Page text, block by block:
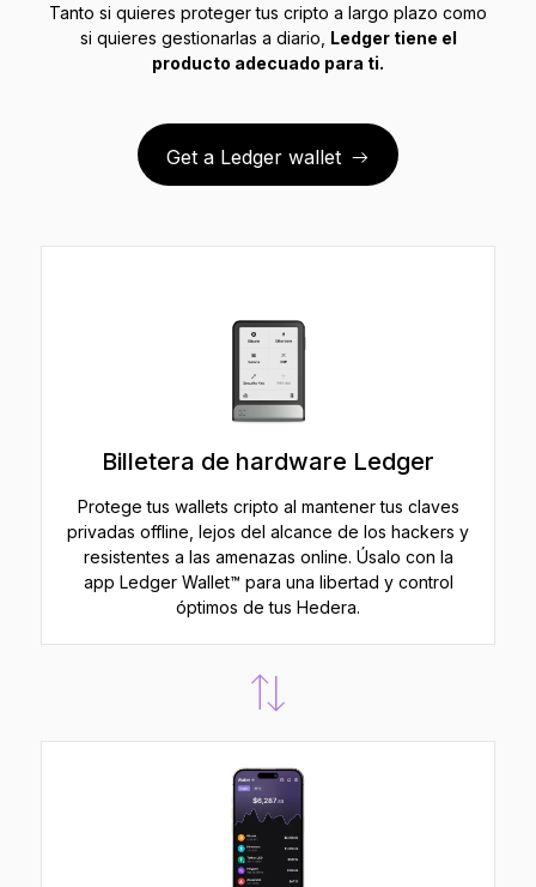
Tanto si quieres proteger tus cripto a largo plazo como
si quieres gestionarlas a diario, Ledger tiene el
producto adecuado para ti.
Get a Ledger wallet
Billetera de hardware Ledger
Protege tus wallets cripto al mantener tus claves
privadas offline, lejos del alcance de los hackers y
resistentes a las amenazas online. Úsalo con la
app Ledger Wallet™ para una libertad y control
óptimos de tus Hedera.